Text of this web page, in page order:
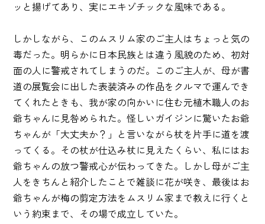
ッと揚げてあり、実にエキゾチックな風味である。
しかしながら、このムスリム家のご主人はちょっと気の
毒だった。明らかに日本民族とは違う風貌のため、初対
面の人に警戒されてしまうのだ。このご主人が、母が書
道の展覧会に出した表装済みの作品をクルマで運んでき
てくれたときも、我が家の向かいに住む元植木職人のお
爺ちゃんに見咎められた。怪しいガイジンに驚いたお爺
ちゃんが「大丈夫か？」と言いながら杖を片手に道を渡
ってくる。その杖が仕込み杖に見えたくらい、私にはお
爺ちゃんの放つ警戒心が伝わってきた。しかし母がご主
人をきちんと紹介したことで雑談に花が咲き、最後はお
爺ちゃんが梅の剪定方法をムスリム家まで教えに行くと
いう約束まで、その場で成立していた。